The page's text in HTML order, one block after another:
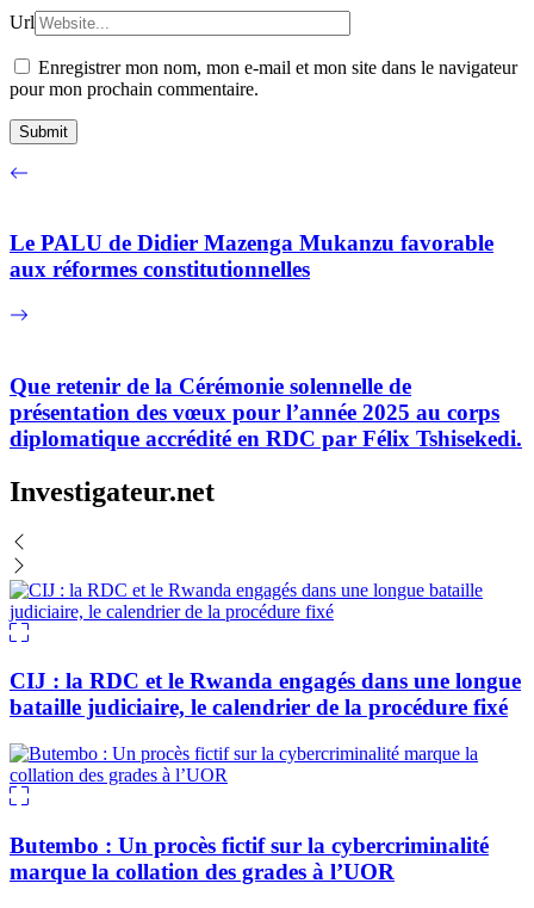
Url
Enregistrer mon nom, mon e-mail et mon site dans le navigateur
pour mon prochain commentaire.
Le PALU de Didier Mazenga Mukanzu favorable
aux réformes constitutionnelles
Que retenir de la Cérémonie solennelle de
présentation des vœux pour l’année 2025 au corps
diplomatique accrédité en RDC par Félix Tshisekedi.
Investigateur.net
CIJ : la RDC et le Rwanda engagés dans une longue
bataille judiciaire, le calendrier de la procédure fixé
Butembo : Un procès fictif sur la cybercriminalité
marque la collation des grades à l’UOR